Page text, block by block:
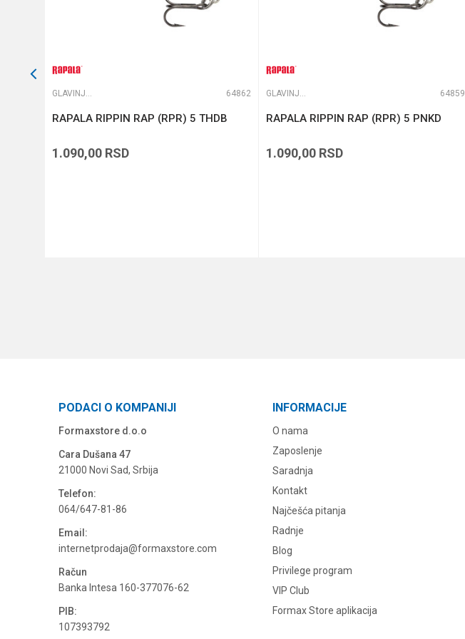
GLAVINJARE 64862
RAPALA RIPPIN RAP (RPR) 5 THDB
1.090,00 RSD
GLAVINJARE 64859
RAPALA RIPPIN RAP (RPR) 5 PNKD
1.090,00 RSD
PODACI O KOMPANIJI
Formaxstore d.o.o
Cara Dušana 47
21000 Novi Sad, Srbija
Telefon:
064/647-81-86
Email:
internetprodaja@formaxstore.com
Račun
Banka Intesa 160-377076-62
PIB:
107393792
INFORMACIJE
O nama
Zaposlenje
Saradnja
Kontakt
Najčešća pitanja
Radnje
Blog
Privilege program
VIP Club
Formax Store aplikacija